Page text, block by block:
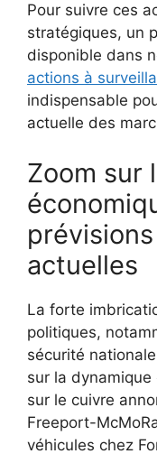
Pour suivre ces
stratégiques, un
disponible dans
actions à
indispensable
actuelle des
Zoom sur
actuelles
La forte
politiques,
sécurité
sur la
sur le cuivre
Freeport-
véhicules chez